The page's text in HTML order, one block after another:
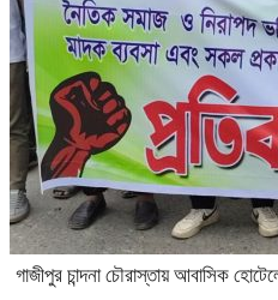
গাজীপুর চান্দনা চৌরাস্তায় আবাসিক